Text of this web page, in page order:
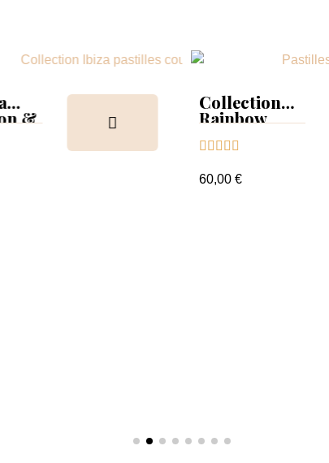
&
Collection
Rainbow
nuancier
    
60,00 €